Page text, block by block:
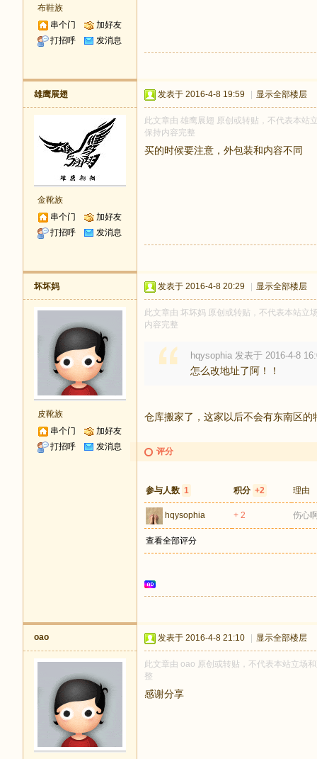
布鞋族
串个门
加好友
打招呼
发消息
雄鹰展翅
金靴族
串个门
加好友
打招呼
发消息
发表于 2016-4-8 19:59 显示全部楼层
此文章由 雄鹰展翅 原创或转贴，不代表本站
保持内容完整
买的时候要注意，外包装和内容不同
坏坏妈
皮靴族
串个门
加好友
打招呼
发消息
发表于 2016-4-8 20:29 显示全部楼层
此文章由 坏坏妈 原创或转贴，不代表本站立
内容完整
hqysophia 发表于 2016-4-8
怎么改地址了阿！！
仓库搬家了，这家以后不会有东南区的
评分
参与人数 1 积分 +2 理由
hqysophia + 2 伤心
查看全部评分
oao 发表于 2016-4-8 21:10 显示全部楼层
此文章由 oao 原创或转贴，不代表本站立场
整
感谢分享